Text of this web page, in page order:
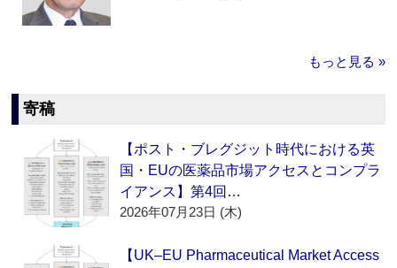
もっと見る »
寄稿
【ポスト・ブレグジット時代における英
国・EUの医薬品市場アクセスとコンプラ
イアンス】第4回…
2026年07月23日 (木)
【UK–EU Pharmaceutical Market Access